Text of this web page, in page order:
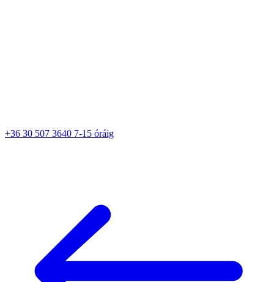
+36 30 507 3640 7-15 óráig